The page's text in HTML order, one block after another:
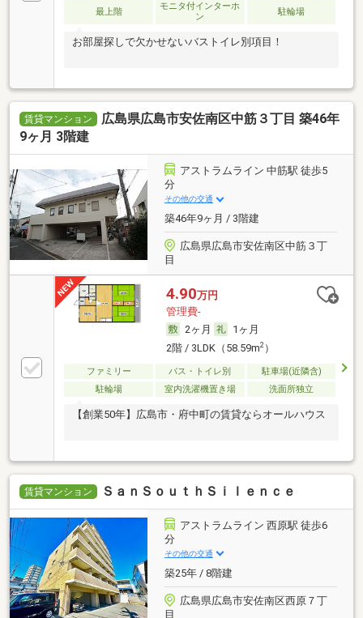
最上階
モニタ付インターホ
ン
駐輪場
お部屋探しで欠かせないバストイレ別項目！
賃貸マンション
広島県広島市安佐南区中筋３丁目 築46年
9ヶ月 3階建
アストラムライン 中筋駅 徒歩5
分
その他の交通
築46年9ヶ月 / 3階建
広島県広島市安佐南区中筋３丁
目
4.90万円
管理費-
2ヶ月
1ヶ月
2階 / 3LDK（58.59m2）
ファミリー バス・トイレ別
駐車場(近隣含)
駐輪場
室内洗濯機置き場 洗面所独立
【創業50年】広島市・府中町の賃貸ならオールハウス
賃貸マンション ＳａｎＳｏｕｔｈＳｉｌｅｎｃｅ
アストラムライン 西原駅 徒歩6
分
その他の交通
築25年 / 8階建
広島県広島市安佐南区西原７丁
目